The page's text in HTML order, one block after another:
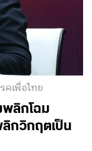
คเพื่อไทย
พลิกโฉม
ลิกวิกฤตเป็น